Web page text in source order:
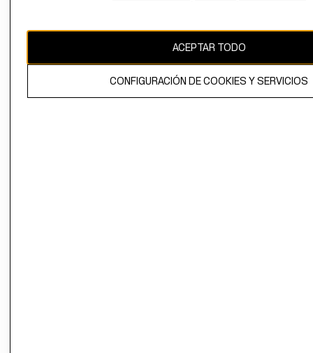
El contenido de esta página web está protegido por copyright y es
ACEPTAR TODO
CONFIGURACIÓN DE COOKIES Y SERVICIOS